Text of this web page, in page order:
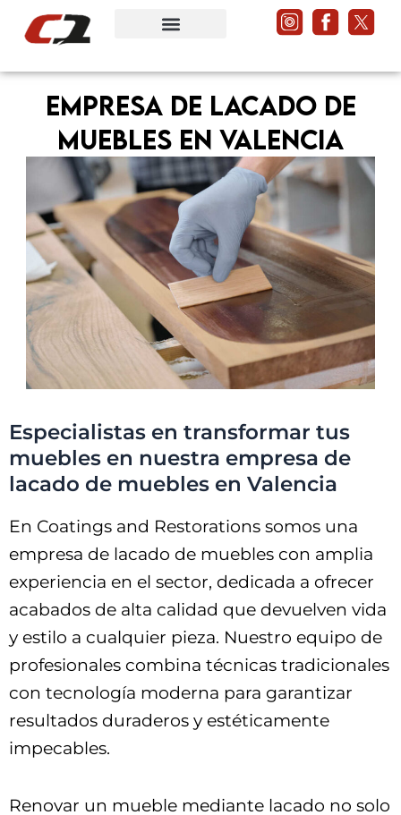
Empresa de lacado de
muebles en Valencia
Especialistas en transformar tus
muebles en nuestra empresa de
lacado de muebles en Valencia
En Coatings and Restorations somos una
empresa de lacado de muebles con amplia
experiencia en el sector, dedicada a ofrecer
acabados de alta calidad que devuelven vida
y estilo a cualquier pieza. Nuestro equipo de
profesionales combina técnicas tradicionales
con tecnología moderna para garantizar
resultados duraderos y estéticamente
impecables.
Renovar un mueble mediante lacado no solo